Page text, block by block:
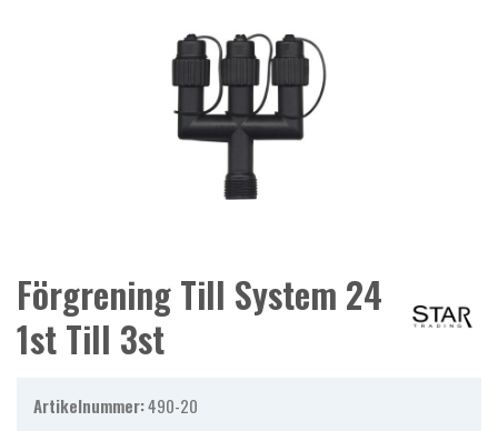
Förgrening Till System 24
1st Till 3st
Artikelnummer:490-20